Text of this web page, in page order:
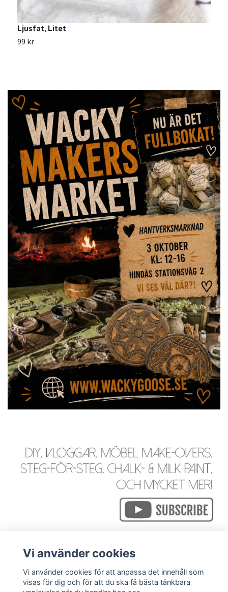
Ljusfat, Litet
99 kr
Vi använder cookies
Vi använder cookies för att anpassa det innehåll som
visas för dig och för att du ska få bästa tänkbara